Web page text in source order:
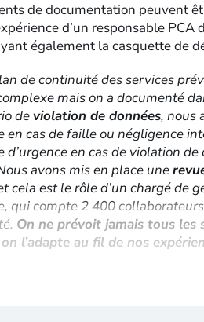
de documentation peuvent
d’un responsable
également la casquette de
de continuité des services
mais on a documenté
deviolation de données, nous
en cas de faille ou négligence
d’urgence en cas de violation
avons mis en place une
cela est le rôle d’un chargé de
qui compte 2 400
On ne prévoit jamais tous les
on l’adapte au fil de nos